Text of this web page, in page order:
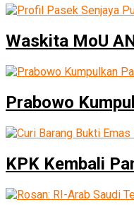
Waskita MoU
Prabowo
KPK Kembali